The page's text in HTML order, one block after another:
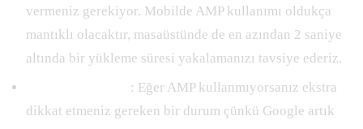
vermeniz gerekiyor. Mobilde AMP kullanımı oldukça
mantıklı olacaktır, masaüstünde de en azından 2 saniye
altında bir yükleme süresi yakalamanızı tavsiye ederiz.
: Eğer AMP kullanmıyorsanız ekstra
dikkat etmeniz gereken bir durum çünkü Google artık